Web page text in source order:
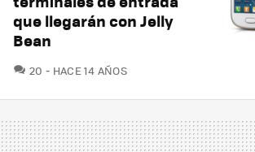
que llegarán con Jelly
Bean
20 COMENTARIOS
HACE 14 AÑOS